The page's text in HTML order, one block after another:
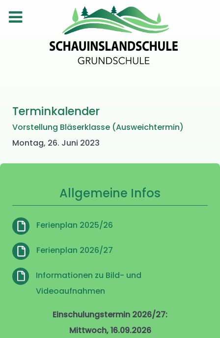
Terminkalender
Vorstellung Bläserklasse (Ausweichtermin)
Montag, 26. Juni 2023
Allgemeine Infos
Ferienplan 2025/26
Ferienplan 2026/27
Informationen zu Bild- und
Videoaufnahmen
Einschulungstermin 2026/27:
Mittwoch, 16.09.2026